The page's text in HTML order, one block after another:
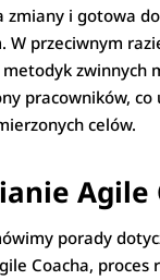
i gotowa do
W przeciwnym
zwinnych
pracowników, co
celów.
Agile
porady
Coacha, proces